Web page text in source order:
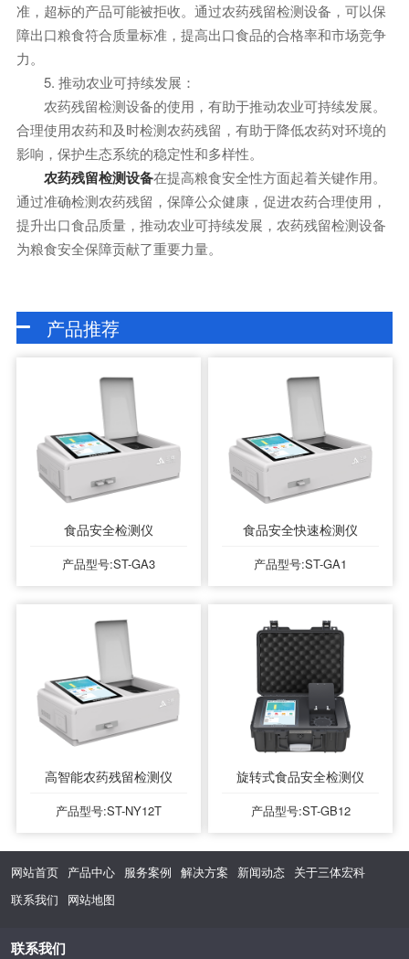
准，超标的产品可能被拒收。通过农药残留检测设备，可以保
障出口粮食符合质量标准，提高出口食品的合格率和市场竞争
力。
5. 推动农业可持续发展：
农药残留检测设备的使用，有助于推动农业可持续发展。
合理使用农药和及时检测农药残留，有助于降低农药对环境的
影响，保护生态系统的稳定性和多样性。
农药残留检测设备在提高粮食安全性方面起着关键作用。
通过准确检测农药残留，保障公众健康，促进农药合理使用，
提升出口食品质量，推动农业可持续发展，农药残留检测设备
为粮食安全保障贡献了重要力量。
产品推荐
食品安全检测仪
产品型号:ST-GA3
食品安全快速检测仪
产品型号:ST-GA1
高智能农药残留检测仪
产品型号:ST-NY12T
旋转式食品安全检测仪
产品型号:ST-GB12
网站首页 产品中心 服务案例 解决方案 新闻动态 关于三体宏科
联系我们
网站地图
联系我们